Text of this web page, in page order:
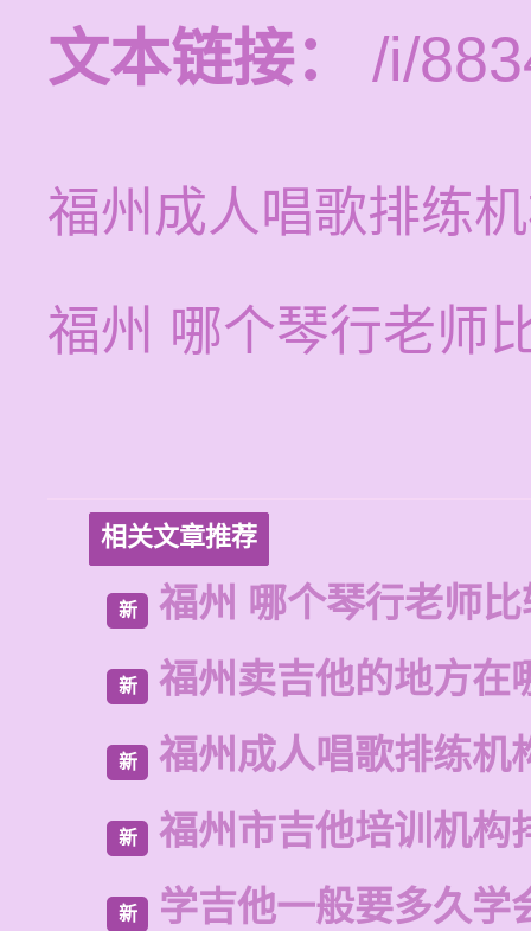
文本链接：
/i/
福州成人唱歌排练
福州 哪个琴行老师
相关文章推荐
新 福州 哪个琴行老师
新 福州卖吉他的地方在
新 福州成人唱歌排练机
新 福州市吉他培训机构
新 学吉他一般要多久学